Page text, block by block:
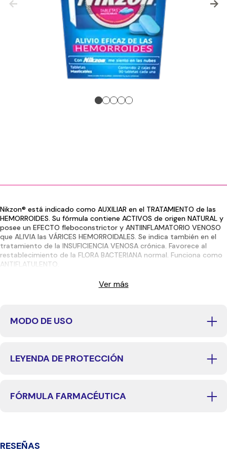
Nikzon® está indicado como AUXILIAR en el TRATAMIENTO de las
HEMORROIDES. Su fórmula contiene ACTIVOS de origen NATURAL y
posee un EFECTO fleboconstrictor y ANTIINFLAMATORIO VENOSO
que ALIVIA las VÁRICES HEMORROIDALES. Se indica también en el
tratamiento de la INSUFICIENCIA VENOSA crónica. Favorece al
restablecimiento de la FLORA BACTERIANA normal. Funciona como
ANTIFLATULENTO.
Ver más
MODO DE USO
LEYENDA DE PROTECCIÓN
FÓRMULA FARMACÉUTICA
RESEÑAS